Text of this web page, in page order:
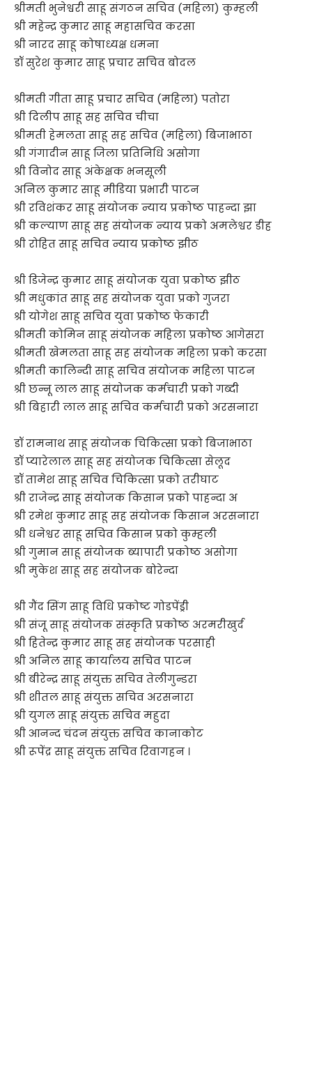
श्रीमती भुनेश्वरी साहू संगठन सचिव (महिला) कुम्हली
श्री महेन्द्र कुमार साहू महासचिव करसा
श्री नारद साहू कोषाध्यक्ष धमना
डॉ सुरेश कुमार साहू प्रचार सचिव बोदल
श्रीमती गीता साहू प्रचार सचिव (महिला) पतोरा
श्री दिलीप साहू सह सचिव चीचा
श्रीमती हेमलता साहू सह सचिव (महिला) बिजाभाठा
श्री गंगादीन साहू जिला प्रतिनिधि असोगा
श्री विनोद साहू अंकेक्षक भनसूली
अनिल कुमार साहू मीडिया प्रभारी पाटन
श्री रविशंकर साहू संयोजक न्याय प्रकोष्ठ पाहन्दा झा
श्री कल्याण साहू सह संयोजक न्याय प्रको अमलेश्वर डीह
श्री रोहित साहू सचिव न्याय प्रकोष्ठ झीठ
श्री डिजेन्द्र कुमार साहू संयोजक युवा प्रकोष्ठ झीठ
श्री मधुकांत साहू सह संयोजक युवा प्रको गुजरा
श्री योगेश साहू सचिव युवा प्रकोष्ठ फेकारी
श्रीमती कोमिन साहू संयोजक महिला प्रकोष्ठ आगेसरा
श्रीमती खेमलता साहू सह संयोजक महिला प्रको करसा
श्रीमती कालिन्दी साहू सचिव संयोजक महिला पाटन
श्री छन्नू लाल साहू संयोजक कर्मचारी प्रको गब्दी
श्री बिहारी लाल साहू सचिव कर्मचारी प्रको अरसनारा
डॉ रामनाथ साहू संयोजक चिकित्सा प्रको बिजाभाठा
डॉ प्यारेलाल साहू सह संयोजक चिकित्सा सेलूद
डॉ तामेश साहू सचिव चिकित्सा प्रको तरीघाट
श्री राजेन्द्र साहू संयोजक किसान प्रको पाहन्दा अ
श्री रमेश कुमार साहू सह संयोजक किसान अरसनारा
श्री धनेश्वर साहू सचिव किसान प्रको कुम्हली
श्री गुमान साहू संयोजक ब्यापारी प्रकोष्ठ असोगा
श्री मुकेश साहू सह संयोजक बोरेन्दा
श्री गैंद सिंग साहू विधि प्रकोष्ट गोडपेंड्री
श्री संजू साहू संयोजक संस्कृति प्रकोष्ठ अरमरीखुर्द
श्री हितेन्द्र कुमार साहू सह संयोजक परसाही
श्री अनिल साहू कार्यालय सचिव पाटन
श्री बीरेन्द्र साहू संयुक्त सचिव तेलीगुन्डरा
श्री शीतल साहू संयुक्त सचिव अरसनारा
श्री युगल साहू संयुक्त सचिव महुदा
श्री आनन्द चंदन संयुक्त सचिव कानाकोट
श्री रूपेंद्र साहू संयुक्त सचिव रिवागहन ।